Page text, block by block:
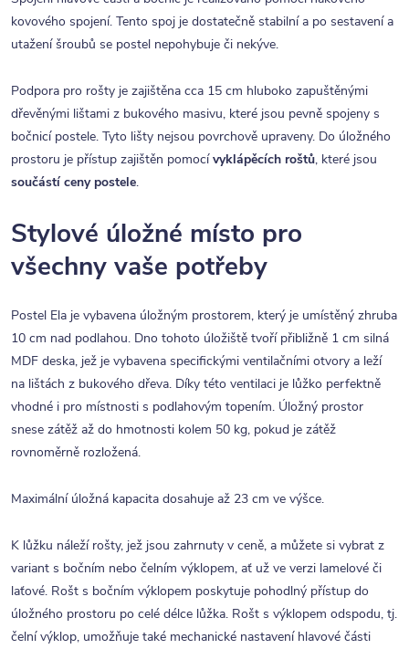
kovového spojení. Tento spoj je dostatečně stabilní a po sestavení a
utažení šroubů se postel nepohybuje či nekýve.
Podpora pro rošty je zajištěna cca 15 cm hluboko zapuštěnými
dřevěnými lištami z bukového masivu, které jsou pevně spojeny s
bočnicí postele. Tyto lišty nejsou povrchově upraveny. Do úložného
prostoru je přístup zajištěn pomocívyklápěcích roštů, které jsou
součástí ceny postele.
Stylové úložné místo pro
všechny vaše potřeby
Postel Ela je vybavena úložným prostorem, který je umístěný zhruba
10 cm nad podlahou. Dno tohoto úložiště tvoří přibližně 1 cm silná
MDF deska, jež je vybavena specifickými ventilačními otvory a leží
na lištách z bukového dřeva. Díky této ventilaci je lůžko perfektně
vhodné i pro místnosti s podlahovým topením. Úložný prostor
snese zátěž až do hmotnosti kolem 50 kg, pokud je zátěž
rovnoměrně rozložená.
Maximální úložná kapacita dosahuje až 23 cm ve výšce.
K lůžku náleží rošty, jež jsou zahrnuty v ceně, a můžete si vybrat z
variant s bočním nebo čelním výklopem, ať už ve verzi lamelové či
laťové. Rošt s bočním výklopem poskytuje pohodlný přístup do
úložného prostoru po celé délce lůžka. Rošt s výklopem odspodu, tj.
čelní výklop, umožňuje také mechanické nastavení hlavové části